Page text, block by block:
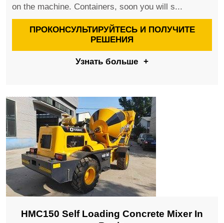
on the machine. Containers, soon you will s...
ПРОКОНСУЛЬТИРУЙТЕСЬ И ПОЛУЧИТЕ
РЕШЕНИЯ
Узнать больше +
HMC150 Self Loading Concrete Mixer In